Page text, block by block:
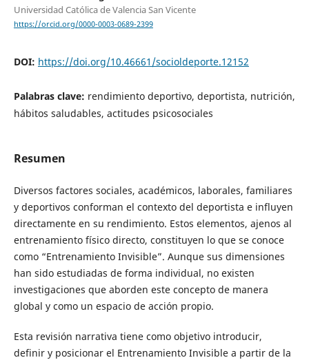
Universidad Católica de Valencia San Vicente
https://orcid.org/0000-0003-0689-2399
DOI: https://doi.org/10.46661/socioldeporte.12152
Palabras clave: rendimiento deportivo, deportista, nutrición,
hábitos saludables, actitudes psicosociales
Resumen
Diversos factores sociales, académicos, laborales, familiares
y deportivos conforman el contexto del deportista e influyen
directamente en su rendimiento. Estos elementos, ajenos al
entrenamiento físico directo, constituyen lo que se conoce
como “Entrenamiento Invisible”. Aunque sus dimensiones
han sido estudiadas de forma individual, no existen
investigaciones que aborden este concepto de manera
global y como un espacio de acción propio.
Esta revisión narrativa tiene como objetivo introducir,
definir y posicionar el Entrenamiento Invisible a partir de la